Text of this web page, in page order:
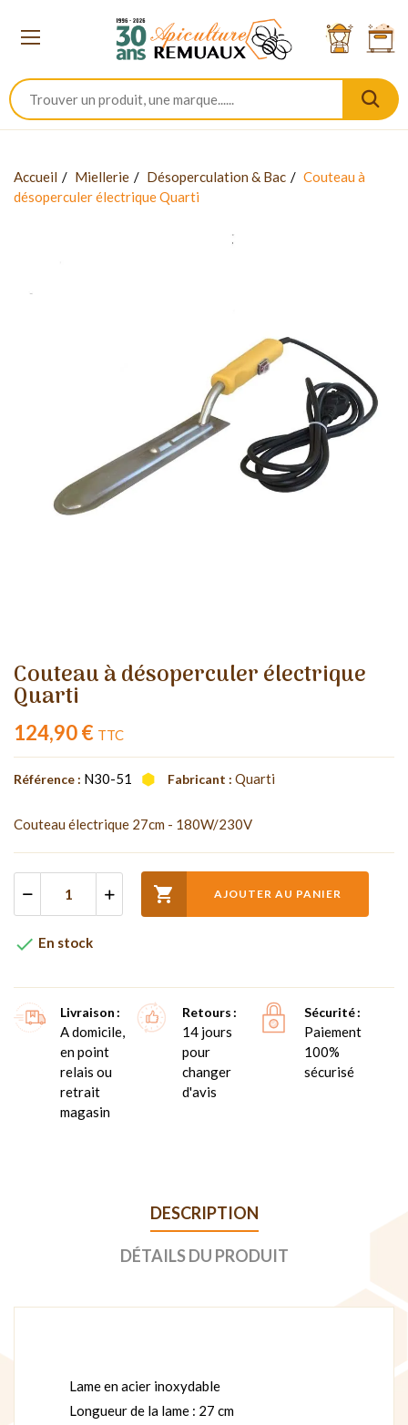
Accueil Miellerie Désoperculation & Bac
Couteau à
désoperculer électrique Quarti
Couteau à désoperculer électrique
Quarti
124,90 € TTC
Référence : N30-51 Fabricant : Quarti
Couteau électrique 27cm - 180W/230V
 AJOUTER AU PANIER
 En stock
Livraison
A domicile,
en point
relais ou
retrait
magasin
Retours
14 jours
pour
changer
d'avis
Sécurité
Paiement
100%
sécurisé
DESCRIPTION
DÉTAILS DU PRODUIT
Lame en acier inoxydable
Longueur de la lame : 27 cm